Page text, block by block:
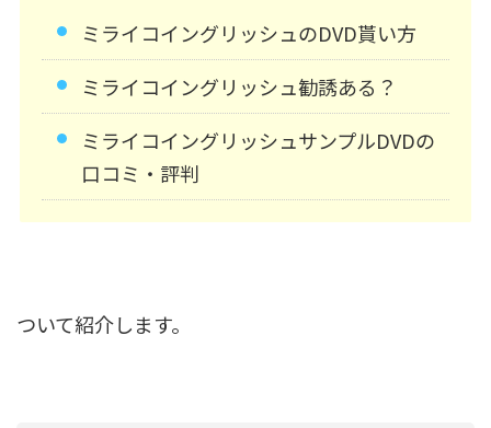
ミライコイングリッシュのDVD貰い方
ミライコイングリッシュ勧誘ある？
ミライコイングリッシュサンプルDVDの
口コミ・評判
ついて紹介します。